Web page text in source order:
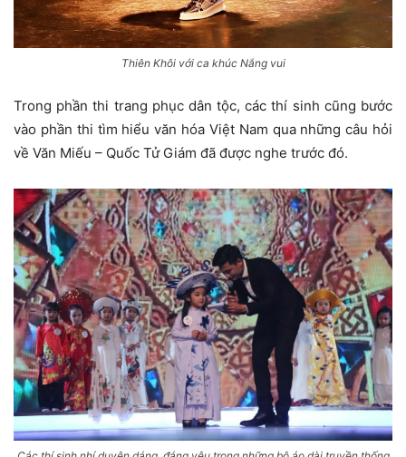
Thiên Khôi với ca khúc Nắng vui
Trong phần thi trang phục dân tộc, các thí sinh cũng bước
vào phần thi tìm hiểu văn hóa Việt Nam qua những câu hỏi
về Văn Miếu – Quốc Tử Giám đã được nghe trước đó.